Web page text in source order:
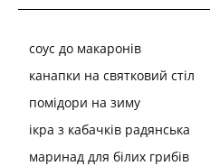
соус до макаронів
канапки на святковий стіл
помідори на зиму
ікра з кабачків радянська
маринад для білих грибів